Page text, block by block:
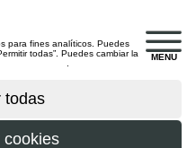
MENU
para fines analíticos. Puedes
todas”. Puedes cambiar la